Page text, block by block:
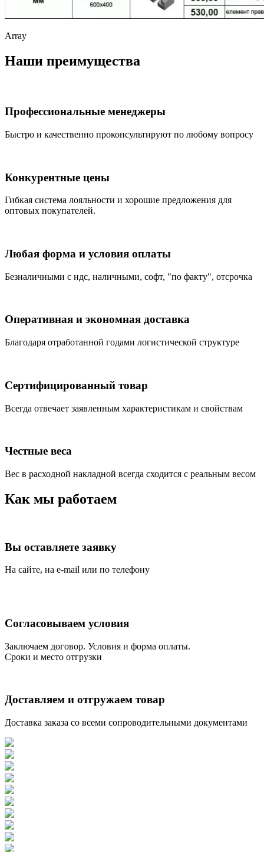
Array
Наши преимущества
Профессиональные менеджеры
Быстро и качественно проконсультируют по любому вопросу
Конкурентные цены
Гибкая система лояльности и хорошие предложения для
оптовых покупателей.
Любая форма и условия оплаты
Безналичными с ндс, наличными, софт, "по факту", отсрочка
Оперативная и экономная доставка
Благодаря отработанной годами логистической структуре
Сертифицированный товар
Всегда отвечает заявленным характеристикам и свойствам
Честные веса
Вес в расходной накладной всегда сходится с реальным весом
Как мы работаем
Вы оставляете заявку
На сайте, на e-mail или по телефону
Согласовываем условия
Заключаем договор. Условия и форма оплаты.
Сроки и место отгрузки
Доставляем и отгружаем товар
Доставка заказа со всеми сопроводительными документами